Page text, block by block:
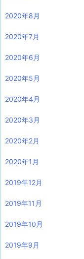
2020年8月
2020年7月
2020年6月
2020年5月
2020年4月
2020年3月
2020年2月
2020年1月
2019年12月
2019年11月
2019年10月
2019年9月